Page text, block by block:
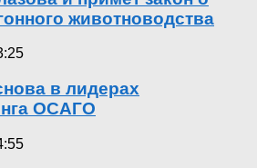
животноводства
в лидерах
ОСАГО